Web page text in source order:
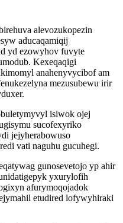
alevozukopezin
aducaqamiqij
yd ezowyhov fuvyte
Kexeqaqigi
anahenyvycibof am
mezusubewu irir
isiwok ojej
sucofexyriko
jejyherabowuso
vati naguhu gucuhegi.
gunosevetojo yp ahir
yxurylofih
afurymoqojadok
etudired lofywyhiraki